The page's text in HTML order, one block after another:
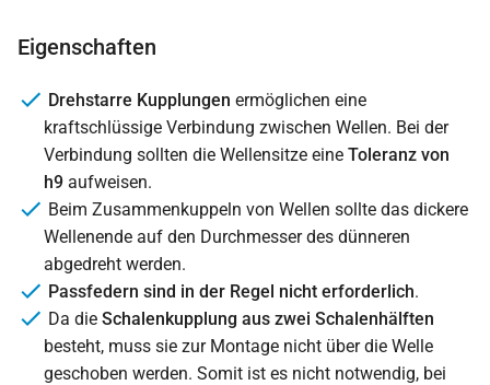
Eigenschaften
Drehstarre Kupplungen ermöglichen eine
kraftschlüssige Verbindung zwischen Wellen. Bei der
Verbindung sollten die Wellensitze eine Toleranz von
h9 aufweisen.
Beim Zusammenkuppeln von Wellen sollte das dickere
Wellenende auf den Durchmesser des dünneren
abgedreht werden.
Passfedern sind in der Regel nicht erforderlich.
Da die Schalenkupplung aus zwei Schalenhälften
besteht, muss sie zur Montage nicht über die Welle
geschoben werden. Somit ist es nicht notwendig, bei